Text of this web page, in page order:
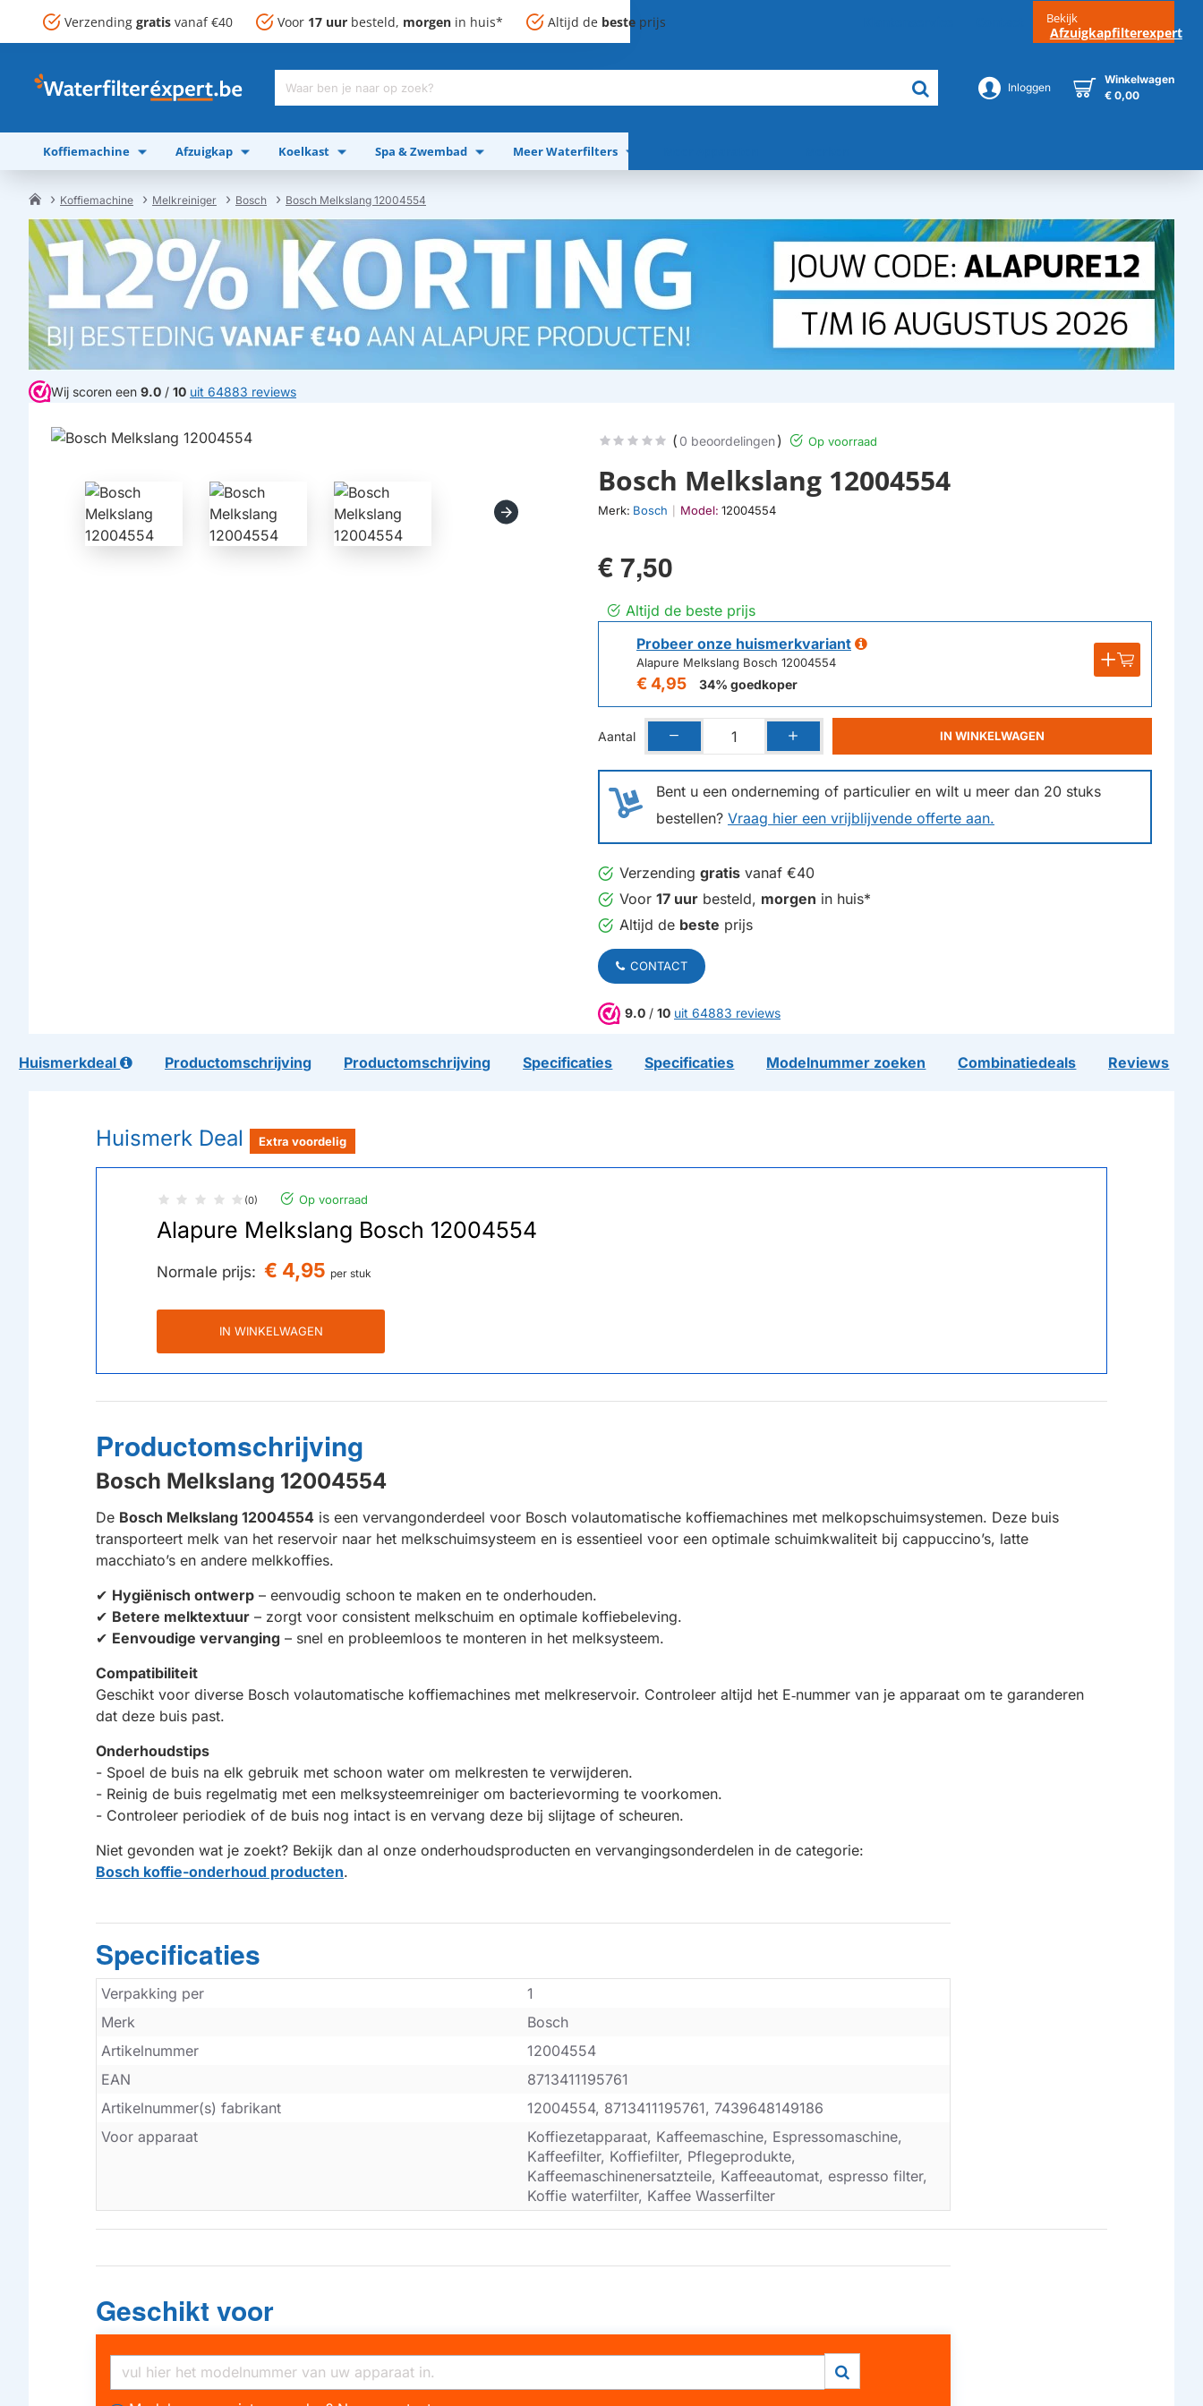
Verzending gratis vanaf €40 Voor 17 uur besteld, morgen in huis* Altijd de beste prijs Bekijk
Afzuigkapfilterexpert
Waar
je
naar
op
Inloggen
Winkelwagen
€ 0,00
Koffiemachine Afzuigkap Koelkast Spa & Zwembad Meer Waterfilters
Koffiemachine Melkreiniger Bosch Bosch Melkslang 12004554
Wij scoren een 9.0 / 10 uit 64883 reviews
Bosch Melkslang 12004554
Merk: Bosch Model: 12004554
( 0 beoordelingen) Op voorraad
€ 7,50
Altijd de beste prijs
Probeer onze huismerkvariant
Alapure Melkslang Bosch 12004554
€ 4,95 34% goedkoper
Bent u een onderneming of particulier en wilt u meer dan 20 stuks
bestellen? Vraag hier een vrijblijvende offerte aan.
Aantal IN WINKELWAGEN
Verzending gratis vanaf €40
Voor 17 uur besteld, morgen in huis*
Altijd de beste prijs
CONTACT
9.0 / 10 uit 64883 reviews
Huismerkdeal Productomschrijving Productomschrijving Specificaties Specificaties Modelnummer zoeken Combinatiedeals Reviews
Huismerk Deal Extra voordelig
(0) Op voorraad
Alapure Melkslang Bosch 12004554
Normale prijs: € 4,95 per stuk
IN WINKELWAGEN
Productomschrijving
Bosch Melkslang 12004554
De Bosch Melkslang 12004554 is een vervangonderdeel voor Bosch volautomatische koffiemachines met melkopschuimsystemen. Deze buis
transporteert melk van het reservoir naar het melkschuimsysteem en is essentieel voor een optimale schuimkwaliteit bij cappuccino’s, latte
macchiato’s en andere melkkoffies.
✔ Hygiënisch ontwerp – eenvoudig schoon te maken en te onderhouden.
✔ Betere melktextuur – zorgt voor consistent melkschuim en optimale koffiebeleving.
✔ Eenvoudige vervanging – snel en probleemloos te monteren in het melksysteem.
Compatibiliteit
Geschikt voor diverse Bosch volautomatische koffiemachines met melkreservoir. Controleer altijd het E‑nummer van je apparaat om te garanderen
dat deze buis past.
Onderhoudstips
- Spoel de buis na elk gebruik met schoon water om melkresten te verwijderen.
- Reinig de buis regelmatig met een melksysteemreiniger om bacterievorming te voorkomen.
- Controleer periodiek of de buis nog intact is en vervang deze bij slijtage of scheuren.
Niet gevonden wat je zoekt? Bekijk dan al onze onderhoudsproducten en vervangingsonderdelen in de categorie:
Bosch koffie-onderhoud producten.
Specificaties
Verpakking per
1
Merk
Bosch
Artikelnummer
12004554
EAN
8713411195761
Artikelnummer(s) fabrikant
12004554, 8713411195761, 7439648149186
Voor apparaat
Koffiezetapparaat, Kaffeemaschine, Espressomaschine,
Kaffeefilter, Koffiefilter, Pflegeprodukte,
Kaffeemaschinenersatzteile, Kaffeeautomat, espresso filter,
Koffie waterfilter, Kaffee Wasserfilter
Geschikt voor